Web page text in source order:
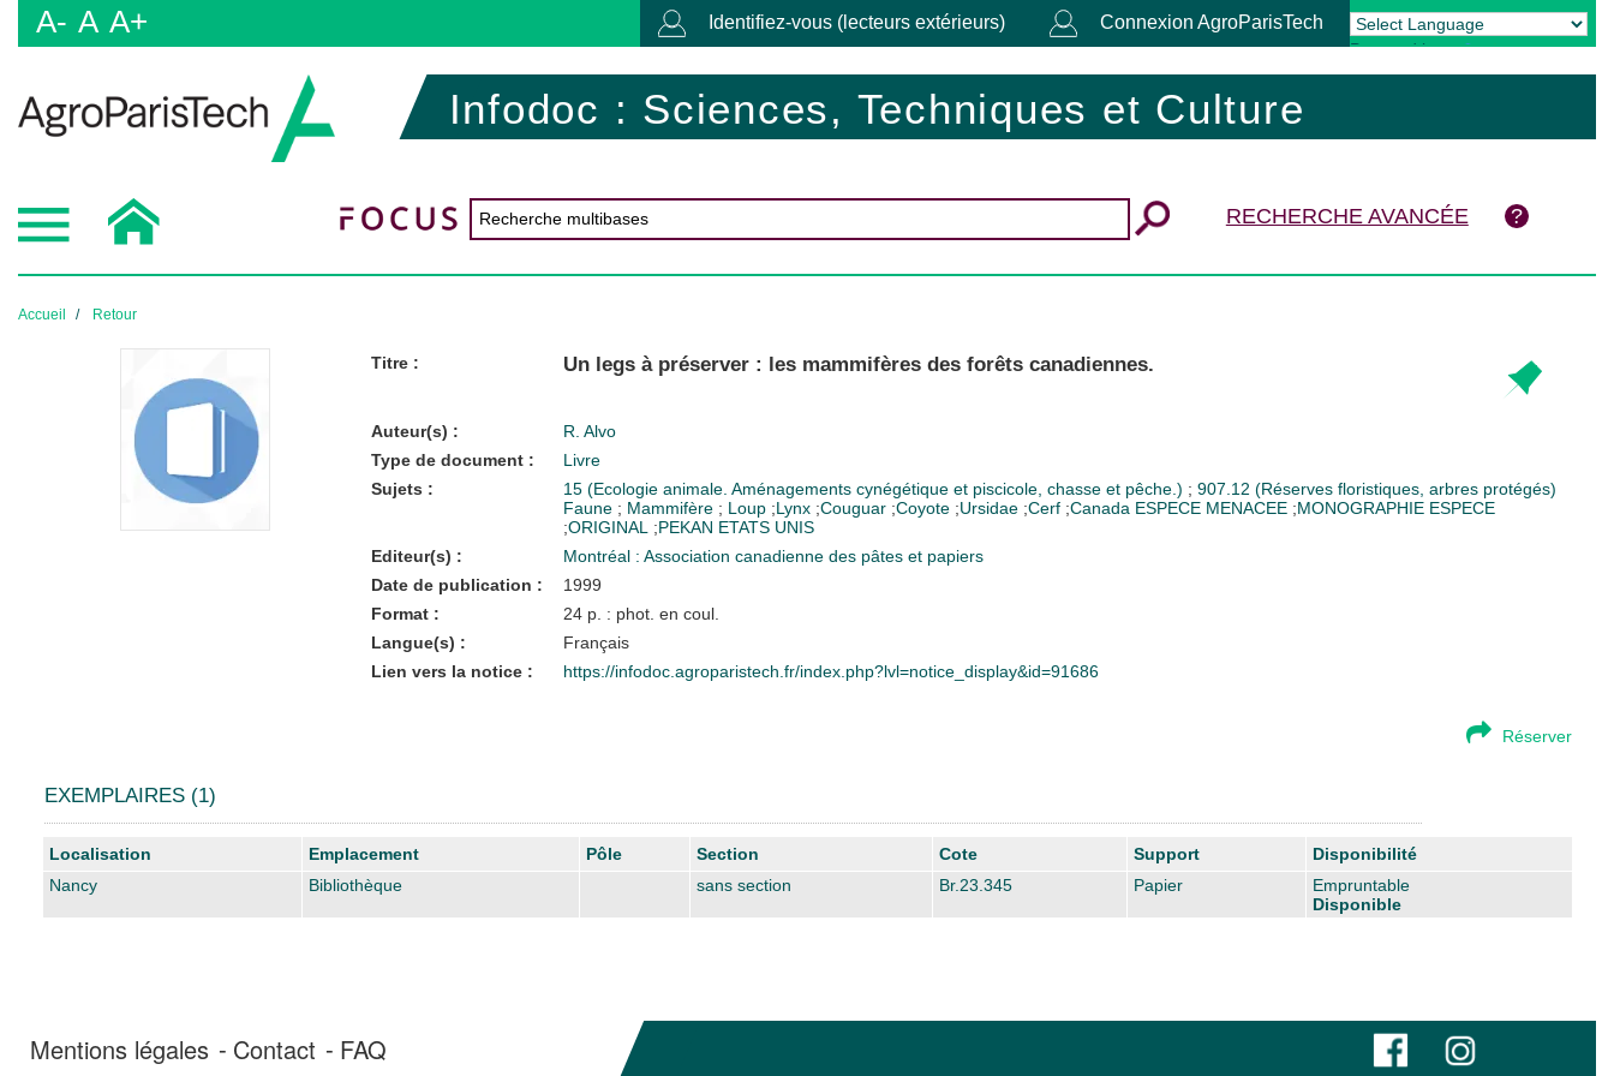
A- A A+ Identifiez-vous (lecteurs extérieurs) Connexion AgroParisTech
Powered by Translate
Infodoc : Sciences, Techniques et Culture
RECHERCHE AVANCÉE
Accueil Retour
Titre : Un legs à préserver : les mammifères des forêts canadiennes.
Auteur(s) :
R. Alvo
Type de document :
Livre
Sujets :
15 (Ecologie animale. Aménagements cynégétique et piscicole, chasse et pêche.) ; 907.12 (Réserves floristiques, arbres protégés)
Faune ; Mammifère ; Loup ;Lynx ;Couguar ;Coyote ;Ursidae ;Cerf ;Canada ESPECE MENACEE ;MONOGRAPHIE ESPECE
;ORIGINAL ;PEKAN ETATS UNIS
Editeur(s) :
Montréal : Association canadienne des pâtes et papiers
Date de publication :
1999
Format :
24 p. : phot. en coul.
Langue(s) :
Français
Lien vers la notice :
https://infodoc.agroparistech.fr/index.php?lvl=notice_display&id=91686
Réserver
EXEMPLAIRES (1)
Liste des exemplaires
Localisation Emplacement Pôle Section Cote Support
Disponibilité
Nancy
Bibliothèque sans section Br.23.345 Papier
Empruntable
Disponible
Mentions légales Contact FAQ